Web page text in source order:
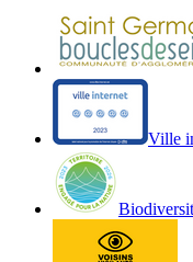
site
Ville